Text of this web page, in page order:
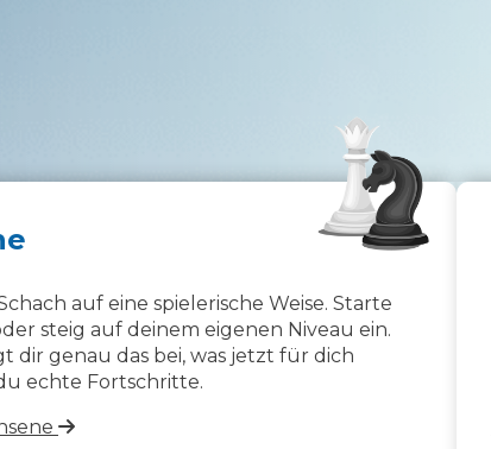
auf eine spielerische Weise. Starte
steig auf deinem eigenen Niveau ein.
dir genau das bei, was jetzt für dich
echte Fortschritte.